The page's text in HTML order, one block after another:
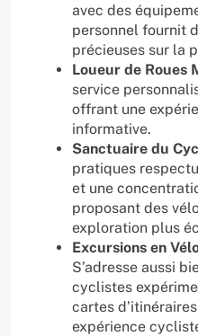
avec des
personnel fournit
précieuses sur la
Loueur de Roues
service
offrant une
informative.
Sanctuaire du
pratiques
et une
proposant des
exploration plus
Excursions en
S’adresse aussi
cyclistes
cartes
expérience